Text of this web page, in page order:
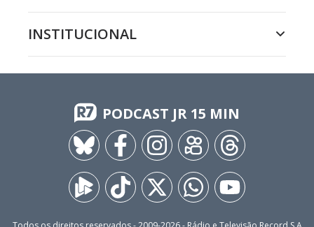
INSTITUCIONAL
PODCAST JR 15 MIN